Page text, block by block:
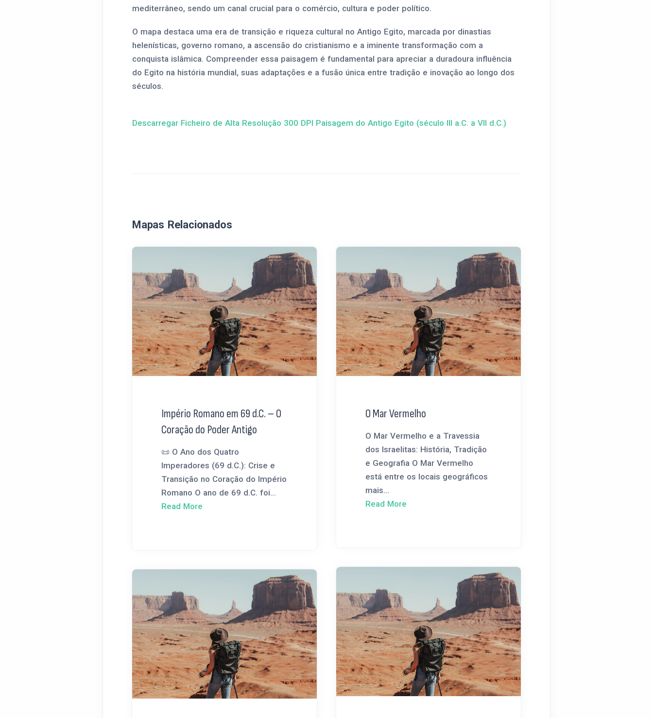
mediterrâneo, sendo um canal crucial para o comércio, cultura e poder político.
O mapa destaca uma era de transição e riqueza cultural no Antigo Egito, marcada por dinastias
helenísticas, governo romano, a ascensão do cristianismo e a iminente transformação com a
conquista islâmica. Compreender essa paisagem é fundamental para apreciar a duradoura influência
do Egito na história mundial, suas adaptações e a fusão única entre tradição e inovação ao longo dos
séculos.
Descarregar Ficheiro de Alta Resolução 300 DPI Paisagem do Antigo Egito (século III a.C. a VII d.C.)
Mapas Relacionados
Império Romano em 69 d.C. – O
Coração do Poder Antigo
📜 O Ano dos Quatro
Imperadores (69 d.C.): Crise e
Transição no Coração do Império
Romano O ano de 69 d.C. foi...
Read More
O Mar Vermelho
O Mar Vermelho e a Travessia
dos Israelitas: História, Tradição
e Geografia O Mar Vermelho
está entre os locais geográficos
mais...
Read More